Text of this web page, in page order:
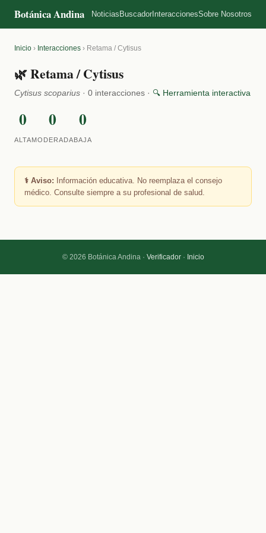
Botánica Andina Noticias Buscador InteraccionesSobre Nosotros
Inicio › Interacciones › Retama / Cytisus
🌿 Retama / Cytisus
Cytisus scoparius · 0 interacciones · 🔍 Herramienta interactiva
0
ALTA
0
MODERADA
0
BAJA
⚕️ Aviso: Información educativa. No reemplaza el consejo
médico. Consulte siempre a su profesional de salud.
© 2026 Botánica Andina · Verificador· Inicio